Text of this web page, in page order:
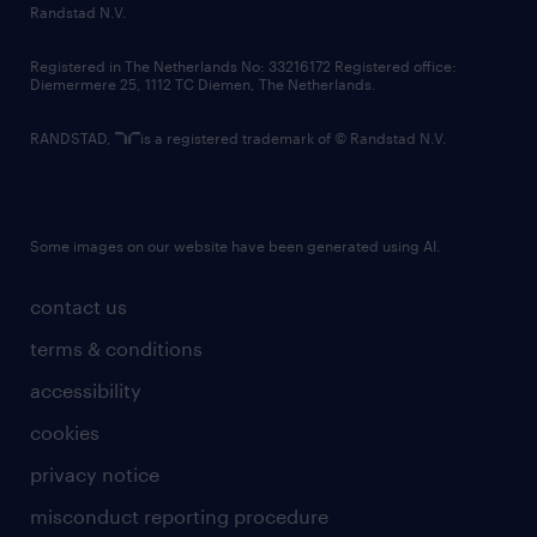
country websites
contact us
terms & conditions
accessibility
cookies
privacy notice
misconduct reporting procedure
Randstad N.V.
Registered in The Netherlands No: 33216172 Registered office:
Diemermere 25, 1112 TC Diemen, The Netherlands.
RANDSTAD, is a registered trademark of © Randstad N.V.
Some images on our website have been generated using AI.